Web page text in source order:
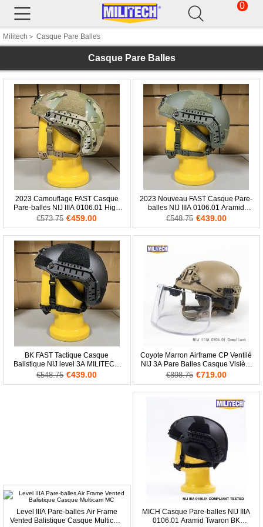
0
Militech > Casque Pare Balles
Casque Pare Balles
2023 Camouflage FAST Casque
Pare-balles NIJ IIIA 0106.01 High
XP Cut MC
€573.75 €459.00
2023 Nouveau FAST Casque Pare-
balles NIJ IIIA 0106.01 Aramid
Twaron OD
€548.75 €439.00
BK FAST Tactique Casque
Balistique NIJ level 3A MILITECH
Livraison Gratuite
€548.75 €439.00
Coyote Marron Airframe CP Ventilé
NIJ 3A Pare Balles Casque Visière
Set Deal
€898.75 €719.00
Level IIIA Pare-balles Air Frame
Vented Balistique Casque Multicam
MICH Casque Pare-balles NIJ IIIA
0106.01 Aramid Twaron BK